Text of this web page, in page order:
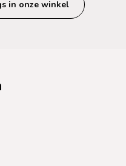
in onze winkel